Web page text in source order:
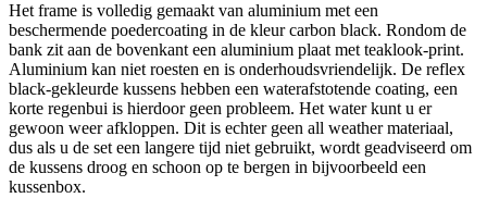
Het frame is volledig gemaakt van aluminium met een
beschermende poedercoating in de kleur carbon black. Rondom de
bank zit aan de bovenkant een aluminium plaat met teaklook-print.
Aluminium kan niet roesten en is onderhoudsvriendelijk. De reflex
black-gekleurde kussens hebben een waterafstotende coating, een
korte regenbui is hierdoor geen probleem. Het water kunt u er
gewoon weer afkloppen. Dit is echter geen all weather materiaal,
dus als u de set een langere tijd niet gebruikt, wordt geadviseerd om
de kussens droog en schoon op te bergen in bijvoorbeeld een
kussenbox.